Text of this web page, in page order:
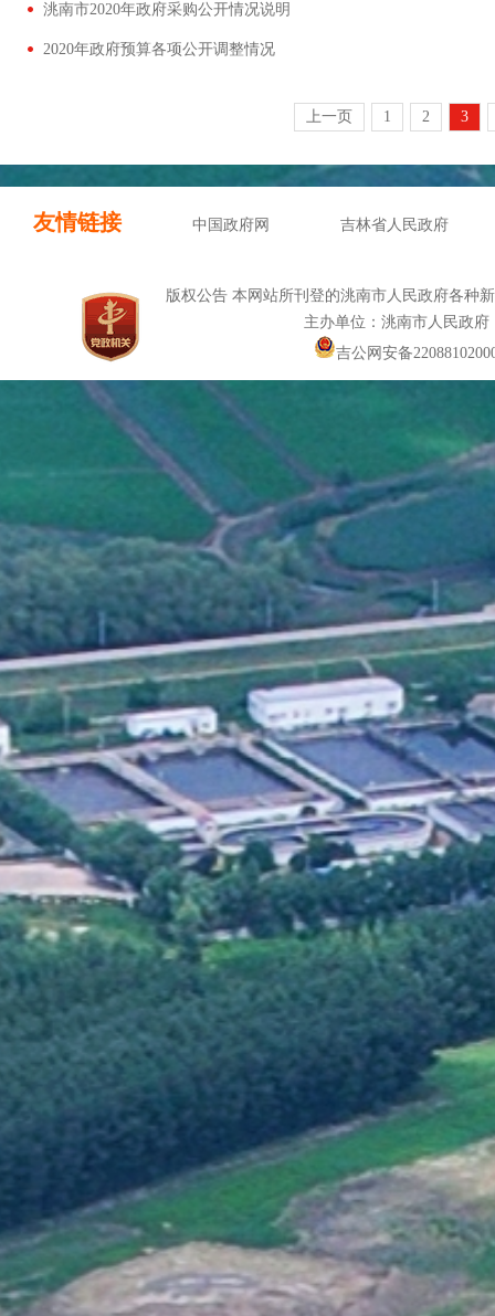
洮南市2020年政府采购公开情况说明
2020年政府预算各项公开调整情况
上一页 1 2 3
友情链接 中国政府网 吉林省人民政府
版权公告 本网站所刊登的洮南市人民政府各种
主办单位：洮南市人民政
吉公网安备